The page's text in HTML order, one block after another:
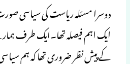
دوسرا مسئلہ ریاست کی سیاسی صورت
ایک اہم فیصلہ تھا۔ایک طرف